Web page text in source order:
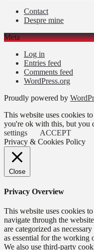
Contact
Despre mine
Meta
Log in
Entries feed
Comments feed
WordPress.org
Proudly powered by
This website uses cookies
you're ok with this, but you
settings
ACCEPT
Privacy & Cookies Policy
Close
Privacy Overview
This website uses cookies
navigate through the
are categorized as
as essential for the working
We also use third-party